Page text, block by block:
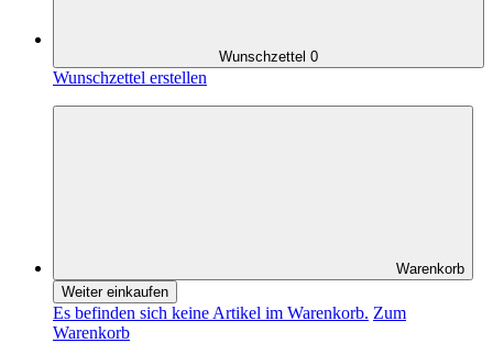
Wunschzettel 0
Wunschzettel erstellen
Warenkorb
Weiter einkaufen
Es befinden sich keine Artikel im Warenkorb. Zum
Warenkorb